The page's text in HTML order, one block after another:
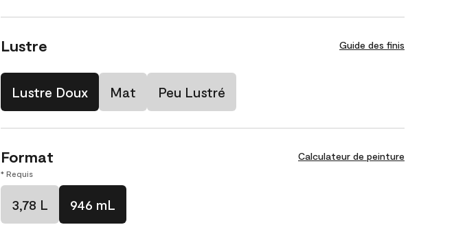
Lustre Guide des finis
Lustre Doux Mat Peu Lustré
Format Calculateur de peinture
* Requis
3,78 L 946 mL